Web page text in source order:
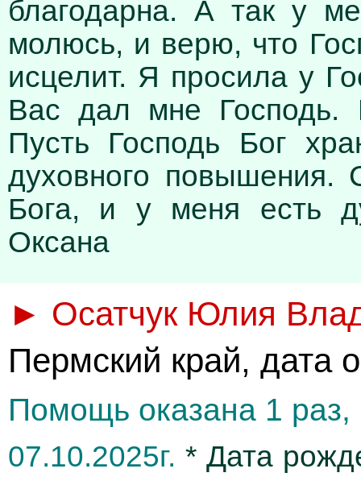
благодарна. А так у
молюсь, и верю, что
исцелит. Я просила у
Вас дал мне
Пусть Господь Бог
духовного
Бога, и у меня есть
Оксана
► Осатчук Юлия
Пермский край, дата
Помощь оказана 1 раз,
07.10.2025г. * Дата